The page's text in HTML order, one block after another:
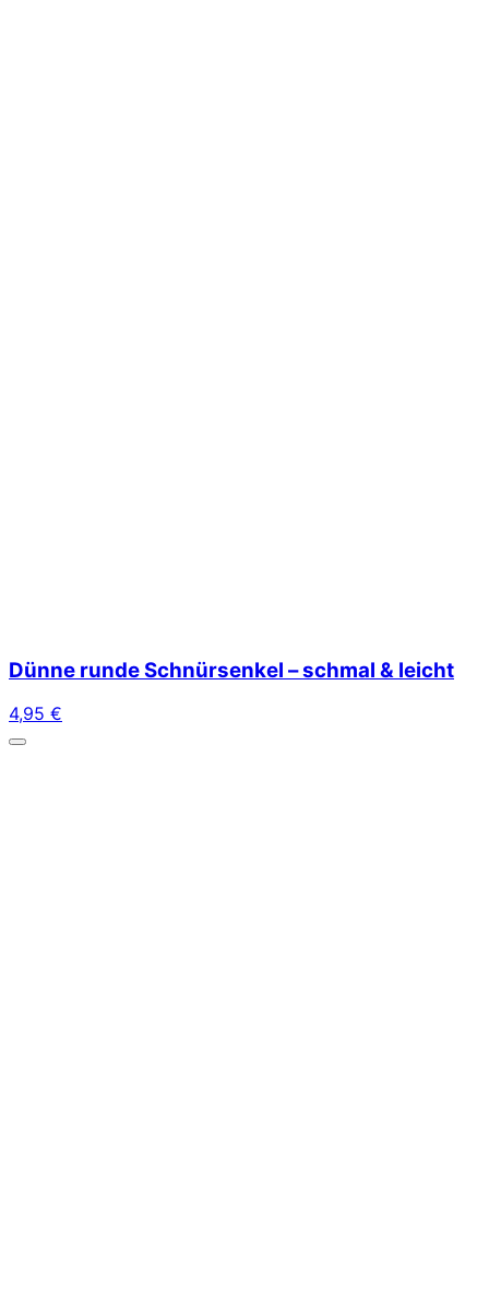
Dünne runde Schnürsenkel – schmal & leicht
4,95 €